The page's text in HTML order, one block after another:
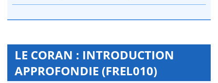
LE CORAN : INTRODUCTION
APPROFONDIE (FREL010)